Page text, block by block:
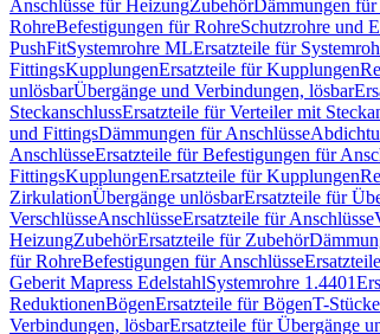
Anschlüsse für HeizungZubehörDämmungen
RohreBefestigungen für RohreSchutzrohre und
PushFitSystemrohre MLErsatzteile für
FittingsKupplungenErsatzteile für Kupplungen
unlösbarÜbergänge und Verbindungen, lösbar
SteckanschlussErsatzteile für Verteiler mit
und FittingsDämmungen für Anschlüsse
AnschlüsseErsatzteile für Befestigungen für
FittingsKupplungenErsatzteile für Kupplungen
ZirkulationÜbergänge unlösbarErsatzteile für
VerschlüsseAnschlüsseErsatzteile für Anschlüsse
HeizungZubehörErsatzteile für Zubehör
für RohreBefestigungen für Anschlüsse
Geberit Mapress EdelstahlSystemrohre 1.4401
ReduktionenBögenErsatzteile für BögenT-Stücke
Verbindungen, lösbarErsatzteile für Übergänge